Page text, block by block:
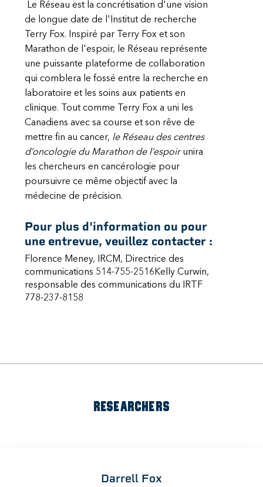
Le Réseau est la concrétisation d'une vision
de longue date de l'Institut de recherche
Terry Fox. Inspiré par Terry Fox et son
Marathon de l'espoir, le Réseau représente
une puissante plateforme de collaboration
qui comblera le fossé entre la recherche en
laboratoire et les soins aux patients en
clinique. Tout comme Terry Fox a uni les
Canadiens avec sa course et son rêve de
mettre fin au cancer, le Réseau des centres
d’oncologie du Marathon de l’espoirunira
les chercheurs en cancérologie pour
poursuivre ce même objectif avec la
médecine de précision.
Pour plus d'information ou pour
une entrevue, veuillez contacter :
Florence Meney, IRCM, Directrice des
communications 514-755-2516Kelly Curwin,
responsable des communications du IRTF
778-237-8158
RESEARCHERS
Darrell Fox